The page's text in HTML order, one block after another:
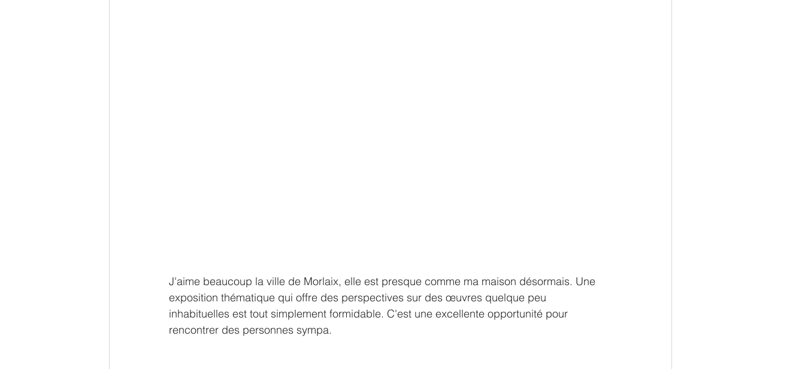
J'aime beaucoup la ville de Morlaix, elle est presque comme ma maison désormais. Une
exposition thématique qui offre des perspectives sur des œuvres quelque peu
inhabituelles est tout simplement formidable. C'est une excellente opportunité pour
rencontrer des personnes sympa.